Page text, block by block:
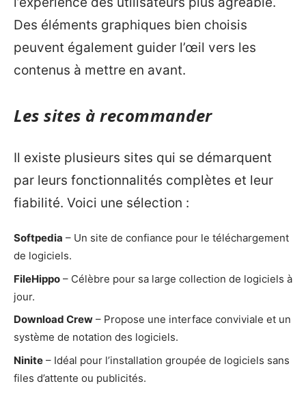
Des éléments graphiques bien choisis
peuvent également guider l’œil vers les
contenus à mettre en avant.
Les sites à recommander
Il existe plusieurs sites qui se démarquent
par leurs fonctionnalités complètes et leur
fiabilité. Voici une sélection :
Softpedia – Un site de confiance pour le téléchargement
de logiciels.
FileHippo – Célèbre pour sa large collection de logiciels à
jour.
Download Crew – Propose une interface conviviale et un
système de notation des logiciels.
Ninite – Idéal pour l’installation groupée de logiciels sans
files d’attente ou publicités.